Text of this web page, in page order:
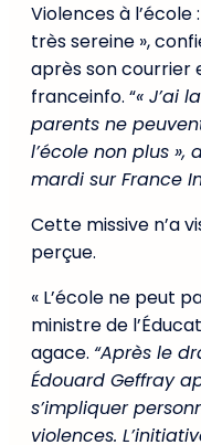
Violences à l’école
très sereine »,
après son courrier
franceinfo. “« J’ai
parents ne
l’école non plus »,
mardi sur France
Cette missive n’a
perçue.
« L’école ne peut
ministre de
agace. “Après le
Édouard Geffray
s’impliquer
violences.